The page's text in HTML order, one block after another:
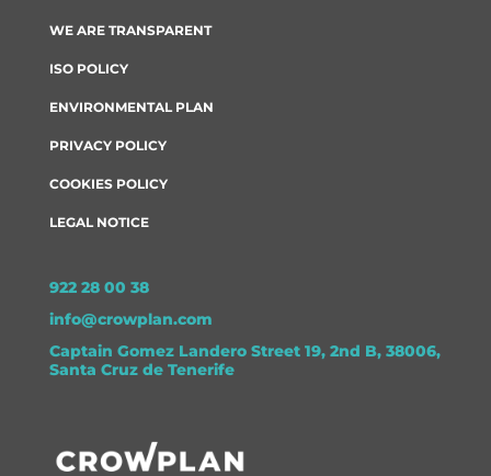
WE ARE TRANSPARENT
ISO POLICY
ENVIRONMENTAL PLAN
PRIVACY POLICY
COOKIES POLICY
LEGAL NOTICE
922 28 00 38
info@crowplan.com
Captain Gomez Landero Street 19, 2nd B, 38006,
Santa Cruz de Tenerife